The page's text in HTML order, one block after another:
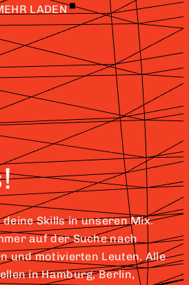
LADEN
Skills in unseren Mix.
auf der Suche nach
und motivierten Leuten. Alle
in Hamburg, Berlin,